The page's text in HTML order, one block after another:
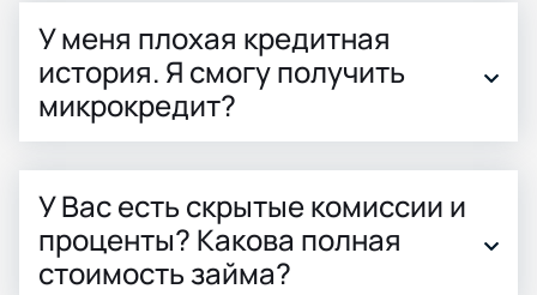
У меня плохая кредитная
история. Я смогу получить
микрокредит?
У Вас есть скрытые комиссии и
проценты? Какова полная
стоимость займа?